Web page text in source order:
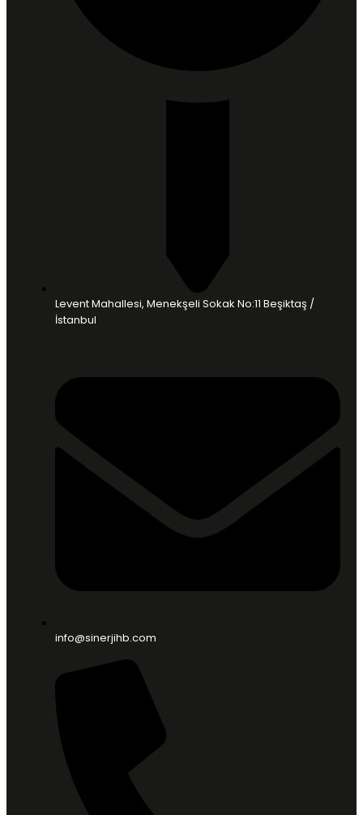
Levent Mahallesi, Menekşeli Sokak No:11 Beşiktaş /
İstanbul
info@sinerjihb.com